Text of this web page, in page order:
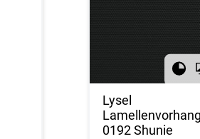
Lysel
Lamellenvorhang
0192 Shunie